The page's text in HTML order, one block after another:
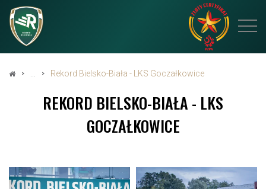
Rekord Bielsko-Biała - LKS Goczałkowice
REKORD BIELSKO-BIAŁA - LKS
GOCZAŁKOWICE